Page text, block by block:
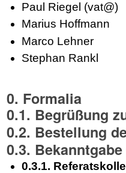
Paul Riegel (vat@)
Marius Hoffmann
Marco Lehner
Stephan Rankl
0. Formalia
0.1. Begrüßung
0.2. Bestellung
0.3.
0.3.1.